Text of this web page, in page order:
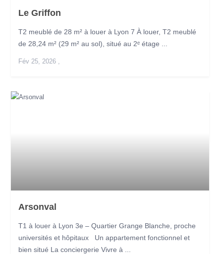
Le Griffon
T2 meublé de 28 m² à louer à Lyon 7 À louer, T2 meublé
de 28,24 m² (29 m² au sol), situé au 2ᵉ étage ...
Fév 25, 2026,
Arsonval
T1 à louer à Lyon 3e – Quartier Grange Blanche, proche
universités et hôpitaux Un appartement fonctionnel et
bien situé La conciergerie Vivre à ...